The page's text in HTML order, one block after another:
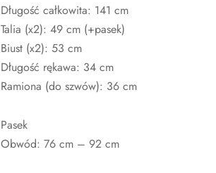
Długość całkowita: 141 cm
Talia (x2): 49 cm (+pasek)
Biust (x2): 53 cm
Długość rękawa: 34 cm
Ramiona (do szwów): 36 cm
Pasek
Obwód: 76 cm – 92 cm